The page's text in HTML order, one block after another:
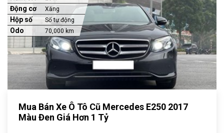
Động cơ Xăng
Hộp số Số tự động
Odo 70,000 km
Mua Bán Xe Ô Tô Cũ Mercedes E250 2017
Màu Đen Giá Hơn 1 Tỷ